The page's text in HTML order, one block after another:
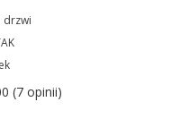
drzwi
(7 opinii)